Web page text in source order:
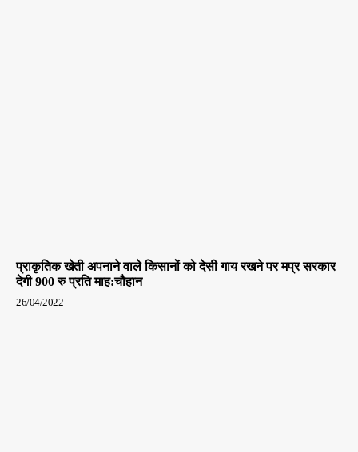
प्राकृतिक खेती अपनाने वाले किसानों को देसी गाय रखने पर मप्र सरकार
देगी 900 रु प्रति माह:चौहान
26/04/2022